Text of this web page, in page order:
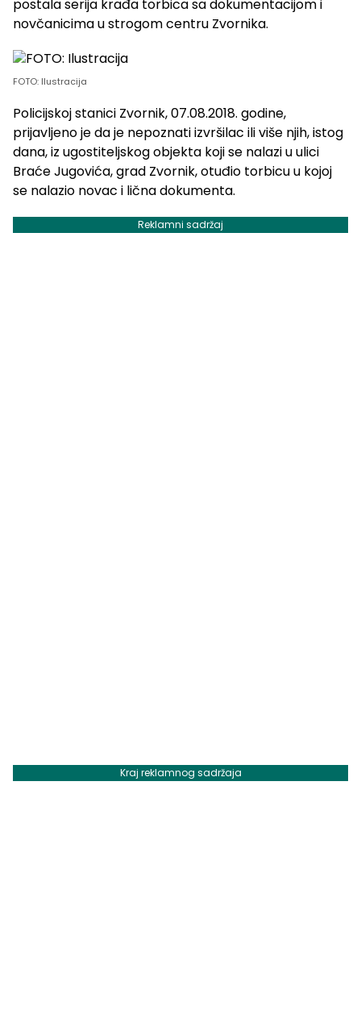
postala serija krađa torbica sa dokumentacijom i
novčanicima u strogom centru Zvornika.
FOTO: Ilustracija
Policijskoj stanici Zvornik, 07.08.2018. godine,
prijavljeno je da je nepoznati izvršilac ili više njih, istog
dana, iz ugostiteljskog objekta koji se nalazi u ulici
Braće Jugovića, grad Zvornik, otuđio torbicu u kojoj
se nalazio novac i lična dokumenta.
Reklamni sadržaj
Kraj reklamnog sadržaja